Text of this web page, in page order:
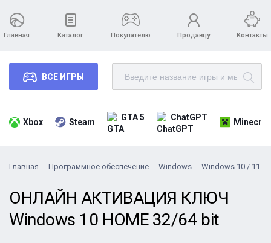
Главная Каталог Покупателю Продавцу Контакты
ВСЕ ИГРЫ
Xbox Steam GTA 5 ChatGPT
Главная Программное обеспечение Windows Windows 10 / 11
ОНЛАЙН АКТИВАЦИЯ КЛЮЧ
Windows 10 HOME 32/64 bit